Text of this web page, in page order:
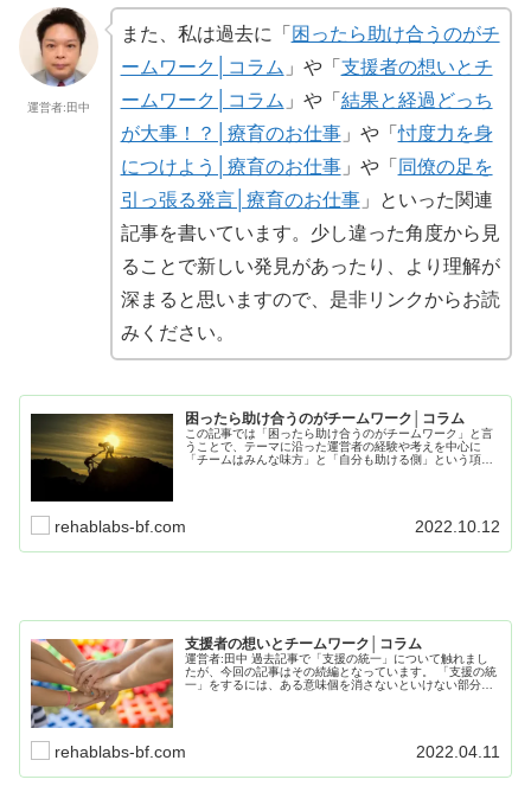
運営者:田中
また、私は過去に「 困ったら助け合うのがチ
ームワーク│コラム 」や「 支援者の想いとチ
ームワーク│コラム 」や「 結果と経過どっち
が大事！？│療育のお仕事」や「忖度力を身
につけよう│療育のお仕事」や「 同僚の足を
引っ張る発言│療育のお仕事」といった関連
記事を書いています。少し違った角度から見
ることで新しい発見があったり、より理解が
深まると思いますので、是非リンクからお読
みください。
困ったら助け合うのがチームワーク│コラム
この記事では「困ったら助け合うのがチームワーク」と言
うことで、テーマに沿った運営者の経験や考えを中心に
「チームはみんな味方」と「自分も助ける側」という項目
rehablabs-bf.com 2022.10.12
支援者の想いとチームワーク│コラム
運営者:田中 過去記事で「支援の統一」について触れまし
たが、今回の記事はその続編となっています。 「支援の統
一」をするには、ある意味個を消さないといけない部分も
rehablabs-bf.com 2022.04.11